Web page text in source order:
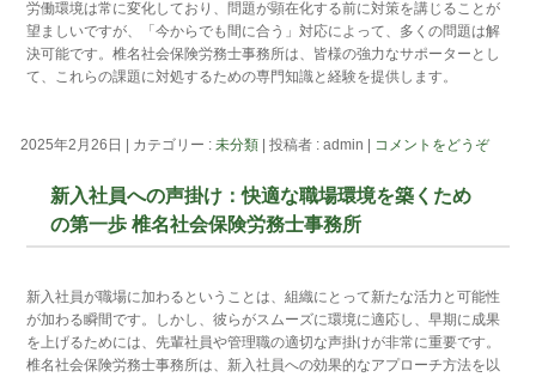
労働環境は常に変化しており、問題が顕在化する前に対策を講じることが
望ましいですが、「今からでも間に合う」対応によって、多くの問題は解
決可能です。椎名社会保険労務士事務所は、皆様の強力なサポーターとし
て、これらの課題に対処するための専門知識と経験を提供します。
2025年2月26日 カテゴリー :未分類 |投稿者 : admin コメントをどうぞ
新入社員への声掛け：快適な職場環境を築くため
の第一歩 椎名社会保険労務士事務所
新入社員が職場に加わるということは、組織にとって新たな活力と可能性
が加わる瞬間です。しかし、彼らがスムーズに環境に適応し、早期に成果
を上げるためには、先輩社員や管理職の適切な声掛けが非常に重要です。
椎名社会保険労務士事務所は、新入社員への効果的なアプローチ方法を以